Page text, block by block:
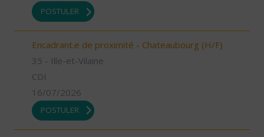
POSTULER
Encadrant.e de proximité - Chateaubourg (H/F)
35 - Ille-et-Vilaine
CDI
16/07/2026
POSTULER